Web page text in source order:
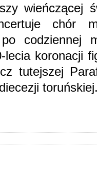
wieńczącej
chór
po codziennej
lecia koronacji
tutejszej